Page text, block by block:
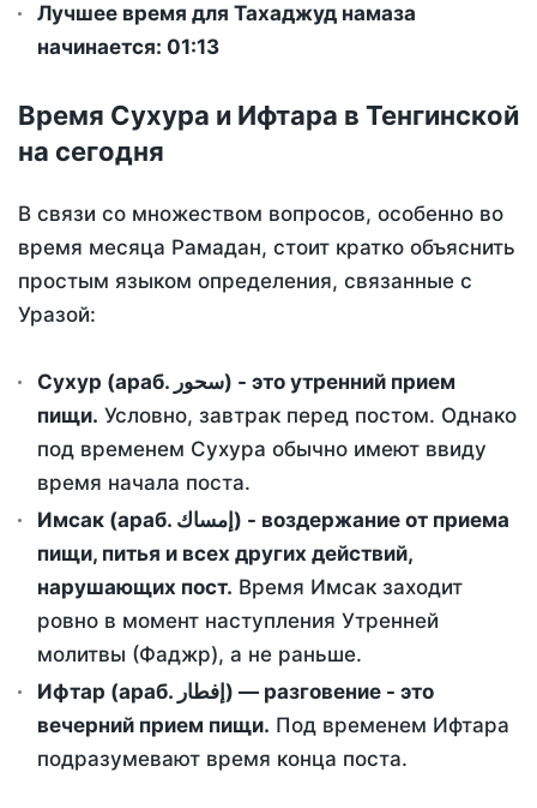
Лучшее время для Тахаджуд намаза
начинается: 01:13
Время Сухура и Ифтара в Тенгинской
на сегодня
В связи со множеством вопросов, особенно во
время месяца Рамадан, стоит кратко объяснить
простым языком определения, связанные с
Уразой:
Сухур (араб. سحور) - это утренний прием
пищи. Условно, завтрак перед постом. Однако
под временем Сухура обычно имеют ввиду
время начала поста.
Имсак (араб. إمساك) - воздержание от приема
пищи, питья и всех других действий,
нарушающих пост. Время Имсак заходит
ровно в момент наступления Утренней
молитвы (Фаджр), а не раньше.
Ифтар (араб. إفطار) — разговение - это
вечерний прием пищи. Под временем Ифтара
подразумевают время конца поста.